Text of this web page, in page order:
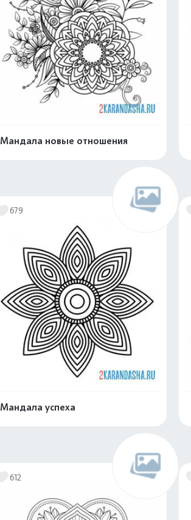
Мандала новые отношения
679
Мандала успеха
612